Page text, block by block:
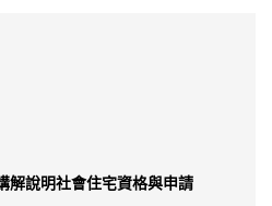
解說明社會住宅資格與申請